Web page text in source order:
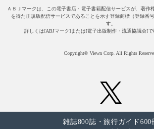
ＡＢＪマークは、この電子書店・電子書籍配信サービスが、著作
を得た正規版配信サービスであることを示す登録商標（登録番
す。
詳しくは[ABJマーク]または[電子出版制作・流通協議会]で
Copyright© Viewn Corp. All Rights
雑誌800誌・旅行ガイド600